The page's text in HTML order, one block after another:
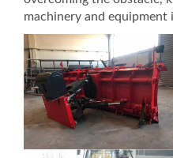
machinery and equipment